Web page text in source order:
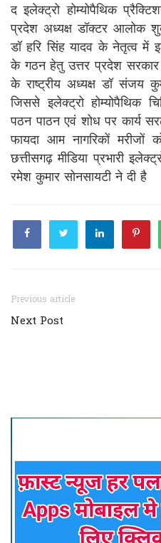
द इलेक्ट्रो होम्योपैथिक
प्रदेश अध्यक्ष डॉक्टर आलोक
डॉ हरि सिंह यादव के नेतृत्व में
के गठन हेतु उत्तर प्रदेश सरकार
के राष्ट्रीय अध्यक्ष डॉ संजय
जिससे इलेक्ट्रो होम्योपैथिक
पठन पाठन एवं शोध पर कार्य
फायदा आम नागरिकों मरीजों
छत्तीसगढ़ मीडिया प्रभारी
रमेश कुमार सोनसायटी ने दी है
Previous article
Next Post